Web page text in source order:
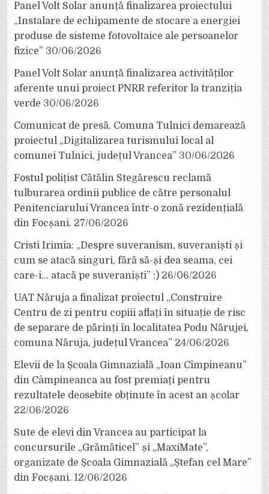
Panel Volt Solar anunță finalizarea proiectului
„Instalare de echipamente de stocare a energiei
produse de sisteme fotovoltaice ale persoanelor
fizice” 30/06/2026
Panel Volt Solar anunță finalizarea activităților
aferente unui proiect PNRR referitor la tranziția
verde 30/06/2026
Comunicat de presă. Comuna Tulnici demarează
proiectul „Digitalizarea turismului local al
comunei Tulnici, județul Vrancea” 30/06/2026
Fostul polițist Cătălin Stegărescu reclamă
tulburarea ordinii publice de către personalul
Penitenciarului Vrancea într-o zonă rezidențială
din Focșani. 27/06/2026
Cristi Irimia: „Despre suveranism, suveraniști și
cum se atacă singuri, fără să-și dea seama, cei
care-i… atacă pe suveraniști” :) 26/06/2026
UAT Năruja a finalizat proiectul „Construire
Centru de zi pentru copiii aflați în situație de risc
de separare de părinți în localitatea Podu Nărujei,
comuna Năruja, județul Vrancea” 24/06/2026
Elevii de la Școala Gimnazială „Ioan Cîmpineanu”
din Câmpineanca au fost premiați pentru
rezultatele deosebite obținute în acest an școlar
22/06/2026
Sute de elevi din Vrancea au participat la
concursurile „Grămăticel” și „MaxiMate”,
organizate de Școala Gimnazială „Ștefan cel Mare”
din Focșani. 12/06/2026